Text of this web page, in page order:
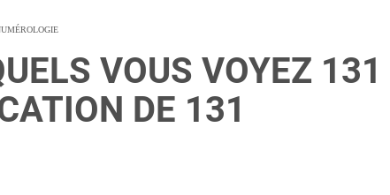
VOUS VOYEZ 131
DE 131